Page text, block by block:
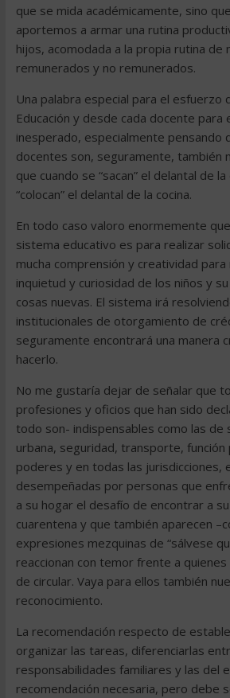
que se mida académicamente, sino
aportemos a armar una rutina
hijos, acomodada a la propia rutina
remunerados y no remunerados.
Una palabra especial para el esfuerzo
Educación y desde cada docente para
inesperado, especialmente pensando
docentes son, seguramente, también
que cuando se “sacan” el delantal de
“colocan” el delantal de la cocina.
En todo caso valoro enormemente
sistema educativo es para realizar
mucha comprensión y creatividad
inquietud y curiosidad de los niños y
cosas nuevas. El sistema irá
institucionales de otorgamiento de
seguramente encontrará una manera
hacerlo.
No me gustaría dejar de señalar que
profesiones y oficios que han sido
todo son- indispensables como las de
urbana, seguridad, transporte, función
poderes y en todas las jurisdicciones,
desempeñadas por personas que
a su hogar el desafío de encontrar a
cuarentena y que también aparecen
expresiones mezquinas de “sálvese
reaccionan con temor frente a quienes
de circular. Vaya para ellos también
reconocimiento.
La recomendación respecto de
organizar las tareas, diferenciarlas
responsabilidades familiares y las del
recomendación necesaria, pero debe